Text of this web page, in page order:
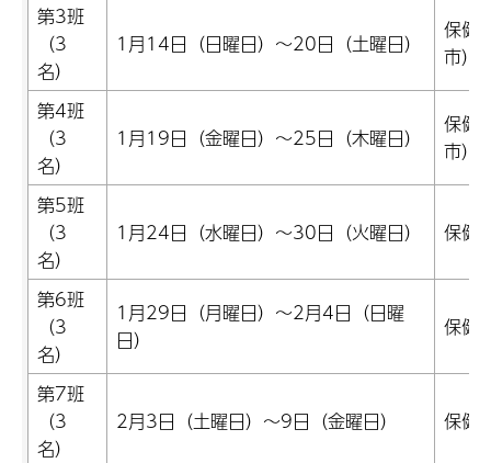
第3班
（3
名）
1月14日（日曜日）～20日（土曜日）
保健
市）
第4班
（3
名）
1月19日（金曜日）～25日（木曜日）
保健
市）
第5班
（3
名）
1月24日（水曜日）～30日（火曜日） 保健
第6班
（3
名）
1月29日（月曜日）～2月4日（日曜
日）
保健
第7班
（3
名）
2月3日（土曜日）～9日（金曜日） 保健